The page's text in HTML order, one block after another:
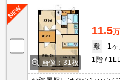
画像：31枚
11.5
敷
1ヶ
1階